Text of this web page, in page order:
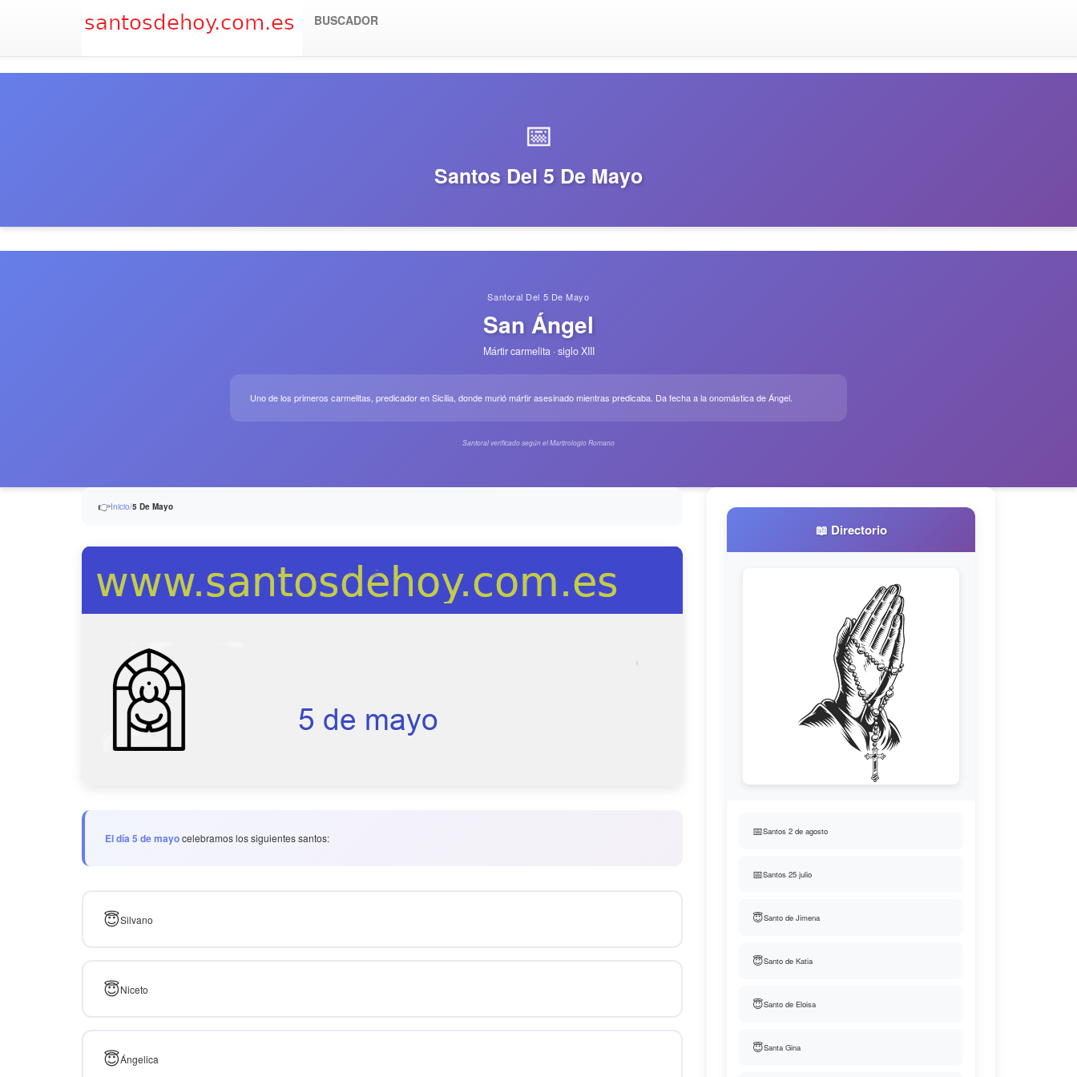
BUSCADOR
📅
Santos Del 5 De Mayo
Santoral Del 5 De Mayo
San Ángel
Mártir carmelita · siglo XIII
Uno de los primeros carmelitas, predicador en Sicilia, donde murió mártir asesinado mientras predicaba. Da fecha a la onomástica de Ángel.
Santoral verificado según el Martirologio Romano
👉Inicio/5 De Mayo
El día 5 de mayocelebramos los siguientes santos:
😇Silvano
😇Niceto
😇Ángelica
📖 Directorio
📅Santos 2 de agosto
📅Santos 25 julio
😇Santo de Jimena
😇Santo de Katia
😇Santo de Eloisa
😇Santa Gina